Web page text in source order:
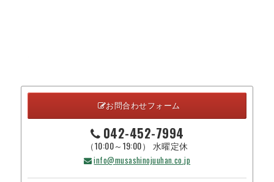
お問合わせフォーム
042-452-7994
（10:00～19:00） 水曜定休
info@musashinojuuhan.co.jp